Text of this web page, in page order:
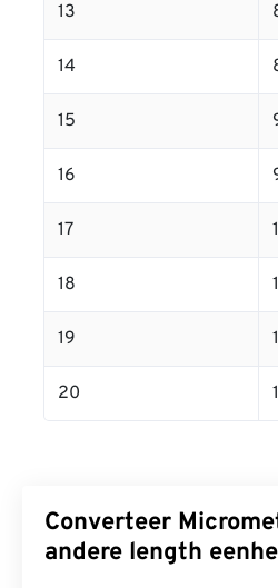
13
14
15
16
17
18
19
20
Converteer
andere length